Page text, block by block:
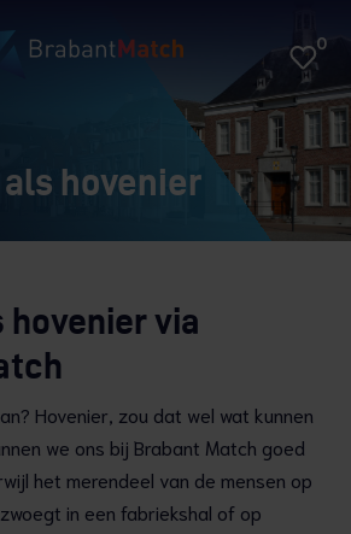
0
hovenier
via
Hovenier, zou dat wel wat kunnen
we ons bij Brabant Match goed
het merendeel van de mensen op
in een fabriekshal of op